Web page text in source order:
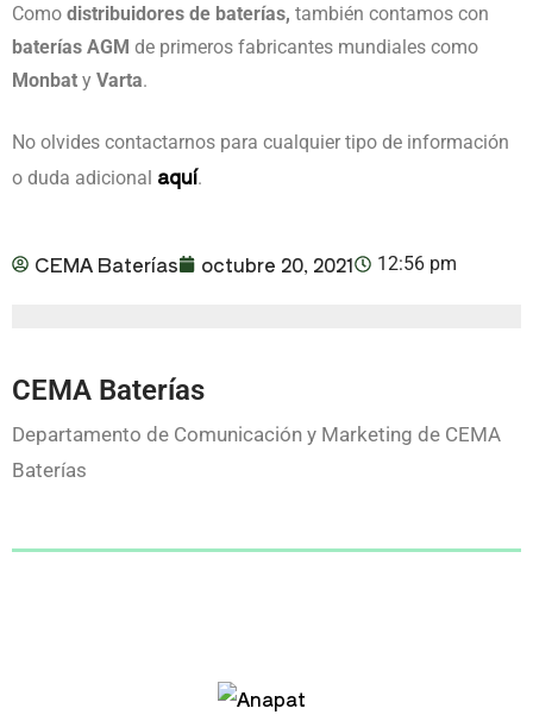
Como distribuidores de baterías, también contamos con
baterías AGM de primeros fabricantes mundiales como
Monbat y Varta.
No olvides contactarnos para cualquier tipo de información
o duda adicional aquí.
CEMA Baterías octubre 20, 2021 12:56 pm
CEMA Baterías
Departamento de Comunicación y Marketing de CEMA
Baterías